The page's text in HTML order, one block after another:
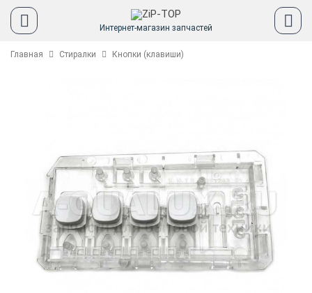
Интернет-магазин запчастей
Главная Стиралки Кнопки (клавиши)